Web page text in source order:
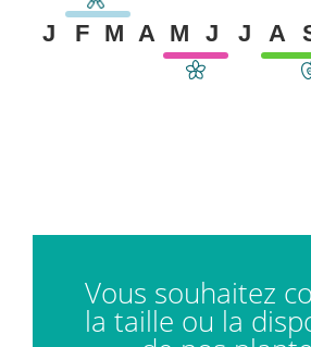
J F M A M J J A
Vous souhaitez
la taille ou la